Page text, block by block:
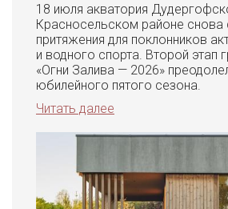
18 июля акватория
Красносельском районе снова
притяжения для поклонников
и водного спорта. Второй этап
«Огни Залива — 2026»
юбилейного пятого сезона.
Читать далее